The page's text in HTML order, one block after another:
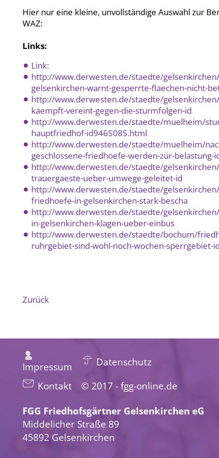
Hier nur eine kleine, unvollständige Auswahl zur
WAZ:
Links:
Link:
http://www.derwesten.de/staedte/
gelsenkirchen-warnt-gesperrte-flaechen-nicht-
http://www.derwesten.de/staedte/
kaempft-vereint-gegen-die-sturmfolgen-id
http://www.derwesten.de/staedte/muelheim/
hauptfriedhof-id9465085.html
http://www.derwesten.de/staedte/muelheim/
geschlossene-friedhoefe-werden-zur-belastung-
http://www.derwesten.de/staedte/
trauergaeste-ueber-umwege-geleitet-id
http://www.derwesten.de/staedte/
friedhoefe-in-gelsenkirchen-stark-bescha
http://www.derwesten.de/staedte/
in-gelsenkirchen-klagen-ueber-einbus
http://www.derwesten.de/staedte/bochum/
ruhrgebiet-sind-wohl-noch-wochen-sperrgebiet-
Zurück
Impressum
Datenschutz
Kontakt
© 2017 - fgg-online.de
FGG Friedhofsgärtner Gelsenkirchen eG
Middelicher Straße 89
45892 Gelsenkirchen